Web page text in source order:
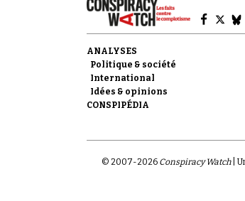
ANALYSES
Politique & société
International
Idées & opinions
CONSPIPÉDIA
© 2007-2026 Conspiracy Watch|